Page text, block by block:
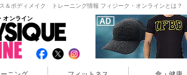
＆ボディメイク トレーニング情報 フィジーク・オンラインとは？
オンライン